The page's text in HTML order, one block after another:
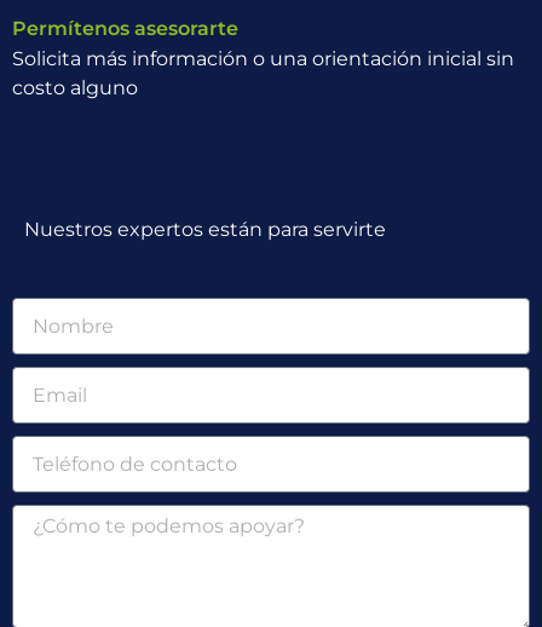
Permítenos asesorarte
Solicita más información o una orientación inicial sin
costo alguno
Nuestros expertos están para servirte